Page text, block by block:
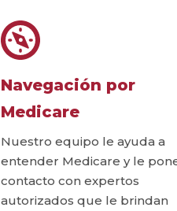
Navegación por
Medicare
Nuestro equipo le ayuda a
entender Medicare y le
contacto con expertos
autorizados que le brindan